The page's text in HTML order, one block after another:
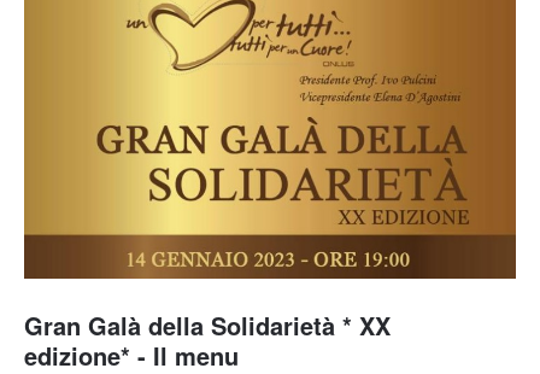
Gran Galà della Solidarietà * XX
edizione* - Il menu